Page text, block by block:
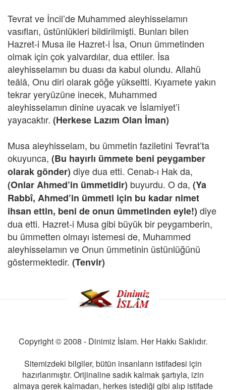
Tevrat ve İncil’de Muhammed aleyhisselamın
vasıfları, üstünlükleri bildirilmişti. Bunları bilen
Hazret-i Musa ile Hazret-i İsa, Onun ümmetinden
olmak için çok yalvardılar, dua ettiler. İsa
aleyhisselamın bu duası da kabul olundu. Allahü
teâlâ, Onu diri olarak göğe yükseltti. Kıyamete yakın
tekrar yeryüzüne inecek, Muhammed
aleyhisselamın dinine uyacak ve İslamiyet’i
yayacaktır. (Herkese Lazım Olan İman)
Musa aleyhisselam, bu ümmetin faziletini Tevrat’ta
okuyunca, (Bu hayırlı ümmete beni peygamber
olarak gönder) diye dua etti. Cenab-ı Hak da,
(Onlar Ahmed’in ümmetidir) buyurdu. O da, (Ya
Rabbî, Ahmed’in ümmeti için bu kadar nimet
ihsan ettin, beni de onun ümmetinden eyle!) diye
dua etti. Hazret-i Musa gibi büyük bir peygamberin,
bu ümmetten olmayı istemesi de, Muhammed
aleyhisselamın ve Onun ümmetinin üstünlüğünü
göstermektedir. (Tenvir)
Copyright © 2008 - Dinimiz İslam. Her Hakkı Saklıdır.
Sitemizdeki bilgiler, bütün insanların istifadesi için
hazırlanmıştır. Orijinaline sadık kalmak şartıyla, izin
almaya gerek kalmadan, herkes istediği gibi alıp istifade